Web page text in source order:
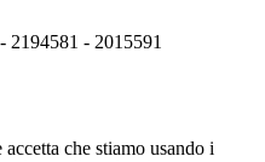
2194581 - 2015591
che stiamo usando i